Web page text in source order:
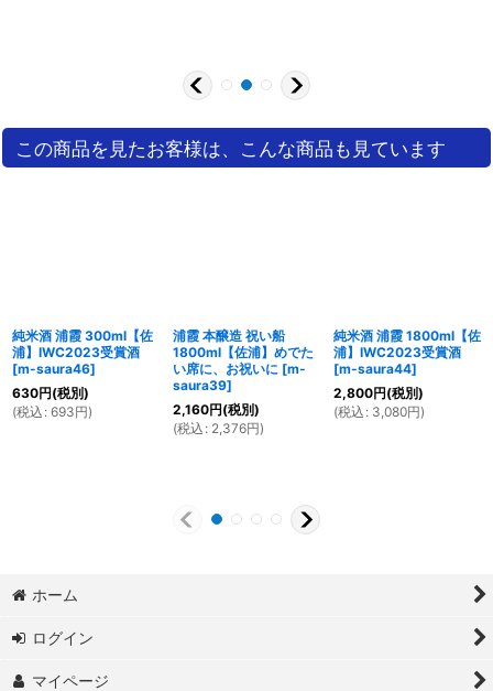
山形のお酒が入るとお取り寄せに少々お時間を頂戴しますが、飲
大体6本買われると、基本的には1万円を若干超えますので送料は
無料です。
はい いいえ
この商品を見たお客様は、こんな商品も見ています
純米酒 浦霞 300ml【佐
浦】IWC2023受賞酒
[m-saura46]
630円(税別)
(税込 : 693円)
浦霞 本醸造 祝い船
1800ml【佐浦】めでた
い席に、お祝いに [m-
saura39]
2,160円(税別)
(税込 : 2,376円)
純米酒 浦霞 1800ml【佐
浦】IWC2023受賞酒
[m-saura44]
2,800円(税別)
(税込 : 3,080円)
ホーム
ログイン
マイページ